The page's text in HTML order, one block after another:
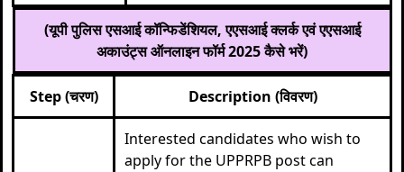
(यूपी पुलिस एसआई कॉन्फिडेंशियल, एएसआई क्लर्क एवं एएसआई
अकाउंट्स ऑनलाइन फॉर्म 2025 कैसे भरें)
Step (चरण) Description (विवरण)
Interested candidates who wish to
apply for the UPPRPB post can